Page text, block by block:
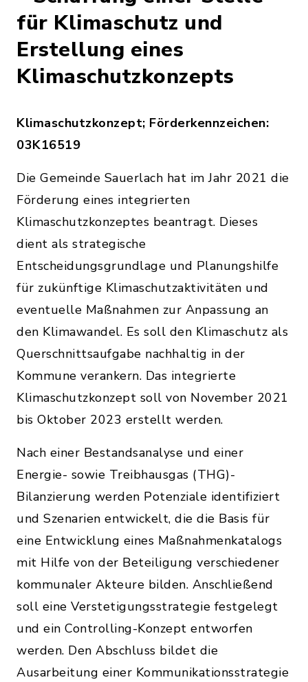
für Klimaschutz und
Erstellung eines
Klimaschutzkonzepts
Klimaschutzkonzept; Förderkennzeichen:
03K16519
Die Gemeinde Sauerlach hat im Jahr 2021 die
Förderung eines integrierten
Klimaschutzkonzeptes beantragt. Dieses
dient als strategische
Entscheidungsgrundlage und Planungshilfe
für zukünftige Klimaschutzaktivitäten und
eventuelle Maßnahmen zur Anpassung an
den Klimawandel. Es soll den Klimaschutz als
Querschnittsaufgabe nachhaltig in der
Kommune verankern. Das integrierte
Klimaschutzkonzept soll von November 2021
bis Oktober 2023 erstellt werden.
Nach einer Bestandsanalyse und einer
Energie- sowie Treibhausgas (THG)-
Bilanzierung werden Potenziale identifiziert
und Szenarien entwickelt, die die Basis für
eine Entwicklung eines Maßnahmenkatalogs
mit Hilfe von der Beteiligung verschiedener
kommunaler Akteure bilden. Anschließend
soll eine Verstetigungsstrategie festgelegt
und ein Controlling-Konzept entworfen
werden. Den Abschluss bildet die
Ausarbeitung einer Kommunikationsstrategie